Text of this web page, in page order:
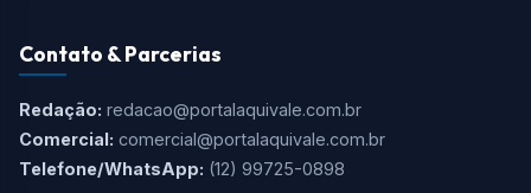
Contato & Parcerias
Redação: redacao@portalaquivale.com.br
Comercial: comercial@portalaquivale.com.br
Telefone/WhatsApp: (12) 99725-0898